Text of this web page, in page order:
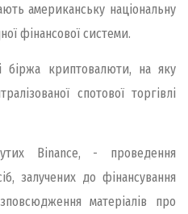
американську національну
фінансової системи.
біржа криптовалюти, на яку
спотової торгівлі
Binance, - проведення
залучених до фінансування
матеріалів про